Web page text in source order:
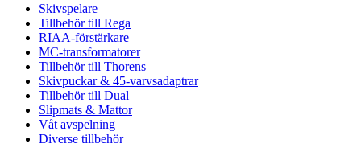
Skivspelare
Tillbehör till Rega
RIAA-förstärkare
MC-transformatorer
Tillbehör till Thorens
Skivpuckar & 45-varvsadaptrar
Tillbehör till Dual
Slipmats & Mattor
Våt avspelning
Diverse tillbehör